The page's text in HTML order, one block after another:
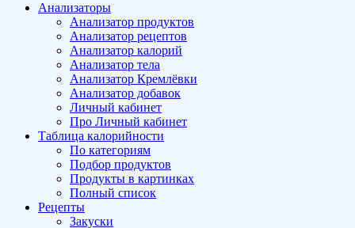
Анализаторы
Анализатор продуктов
Анализатор рецептов
Анализатор калорий
Анализатор тела
Анализатор Кремлёвки
Анализатор добавок
Личный кабинет
Про Личный кабинет
Таблица калорийности
По категориям
Подбор продуктов
Продукты в картинках
Полный список
Рецепты
Закуски